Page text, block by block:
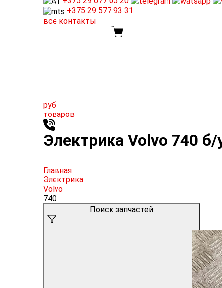
+375 29 577 93 31
все контакты
руб
товаров
Электрика Volvo 740 б/
Главная
Электрика
Volvo
740
Поиск запчастей